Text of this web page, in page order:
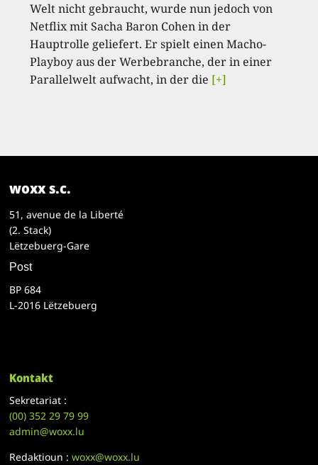
Welt nicht gebraucht, wurde nun jedoch von
Netflix mit Sacha Baron Cohen in der
Hauptrolle geliefert. Er spielt einen Macho-
Playboy aus der Werbebranche, der in einer
Parallelwelt aufwacht, in der die [+]
woxx s.c.
51, avenue de la Liberté
(2. Stack)
Lëtzebuerg-Gare
Post
BP 684
L-2016 Lëtzebuerg
Kontakt
Sekretariat :
(00)352 29 79 99
admin@woxx.lu
Redaktioun :woxx@woxx.lu